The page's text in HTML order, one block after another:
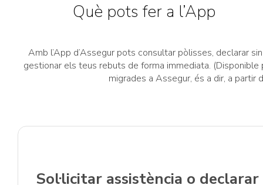
Què pots fer a l’App
Amb l’App d’Assegur pots consultar pòlisses, declarar
gestionar els teus rebuts de forma immediata.
migrades a Assegur, és a dir, a partir
Sol·licitar assistència o